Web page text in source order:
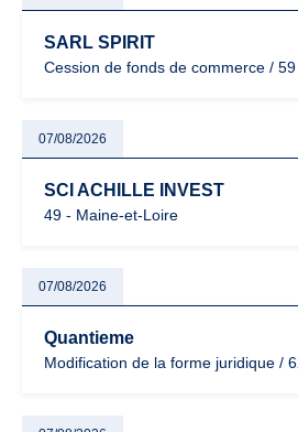
SARL SPIRIT
Cession de fonds de commerce /
07/08/2026
SCI ACHILLE INVEST
49 - Maine-et-Loire
07/08/2026
Quantieme
Modification de la forme juridique /